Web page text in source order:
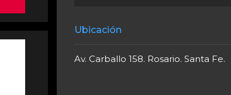
Ubicación
Av. Carballo 158. Rosario. Santa Fe.